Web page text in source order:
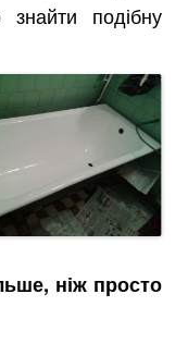
подібну
ніж просто